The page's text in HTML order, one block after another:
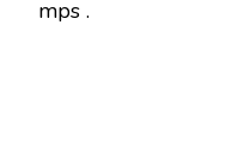
mps .